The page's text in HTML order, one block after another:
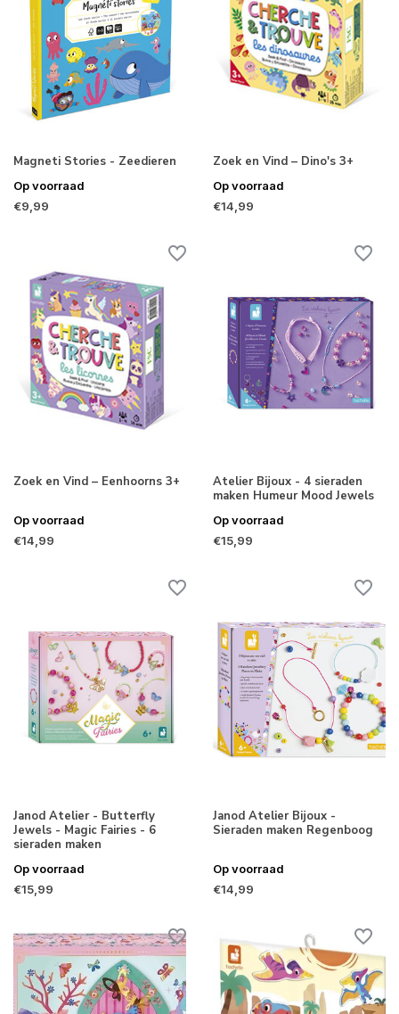
Magneti Stories - Zeedieren
Op voorraad
€9,99
Zoek en Vind – Dino's 3+
Op voorraad
€14,99
Zoek en Vind – Eenhoorns 3+
Op voorraad
€14,99
Atelier Bijoux - 4 sieraden
maken Humeur Mood Jewels
Op voorraad
€15,99
Janod Atelier - Butterfly
Jewels - Magic Fairies - 6
sieraden maken
Op voorraad
€15,99
Janod Atelier Bijoux -
Sieraden maken Regenboog
Op voorraad
€14,99